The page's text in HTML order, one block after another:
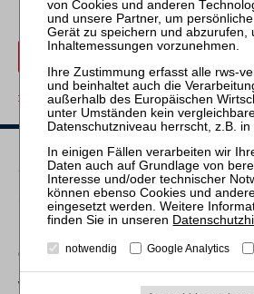
Erwerben Sie den gewünschten Beitrag
PayPal.
Beitrag für 29,95 € inkl. 7 % MwSt. kaufen
zurück
Passende Bücher
Schröder
Die Reform des
durch das MoMiG
Westermann
notwendig Google Analytics